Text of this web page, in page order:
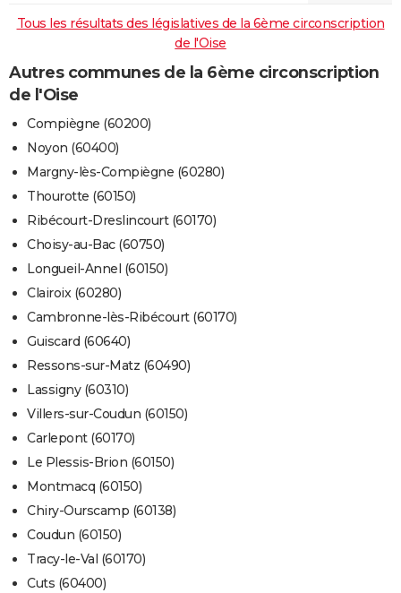
Tous les résultats des législatives de la 6ème circonscription
de l'Oise
Autres communes de la 6ème circonscription
de l'Oise
Compiègne (60200)
Noyon (60400)
Margny-lès-Compiègne (60280)
Thourotte (60150)
Ribécourt-Dreslincourt (60170)
Choisy-au-Bac (60750)
Longueil-Annel (60150)
Clairoix (60280)
Cambronne-lès-Ribécourt (60170)
Guiscard (60640)
Ressons-sur-Matz (60490)
Lassigny (60310)
Villers-sur-Coudun (60150)
Carlepont (60170)
Le Plessis-Brion (60150)
Montmacq (60150)
Chiry-Ourscamp (60138)
Coudun (60150)
Tracy-le-Val (60170)
Cuts (60400)